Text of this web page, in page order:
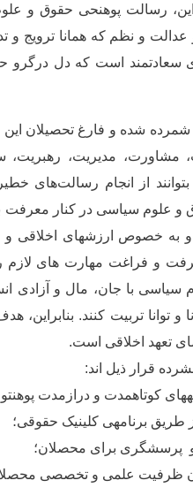
رسالت پوهنحی حقوق و
عدالت و نظم که همانا ترویج و
سعادتمند است که دل درگرو
شمرده شده و فارغ تحصیلان
مدیریت، رهبریت،
از انجام رسالتهای
و علوم سیاسی در کنار
به خصوص ارزش­های اخلاقی و
و فراغت مهارت های لازم
با جان، مال و آزادی
توانا تربیت کنند. بنابراین،
تعهد اخلاقی است.
قرار ذیل اند:
کوتاه­مدت و درازمدت
برنامه­ی کلینیک حقوقی؛
پرسش­گری برای محصلان؛
ظرفیت علمی و تخصصی